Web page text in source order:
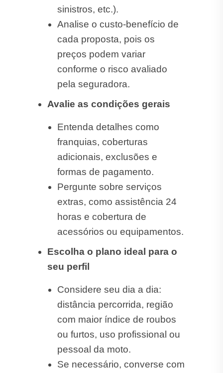
sinistros, etc.).
Analise o custo-benefício de
cada proposta, pois os
preços podem variar
conforme o risco avaliado
pela seguradora.
Avalie as condições gerais
Entenda detalhes como
franquias, coberturas
adicionais, exclusões e
formas de pagamento.
Pergunte sobre serviços
extras, como assistência 24
horas e cobertura de
acessórios ou equipamentos.
Escolha o plano ideal para o
seu perfil
Considere seu dia a dia:
distância percorrida, região
com maior índice de roubos
ou furtos, uso profissional ou
pessoal da moto.
Se necessário, converse com